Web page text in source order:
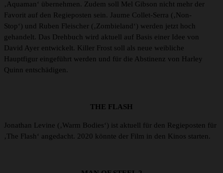
‚Aquaman‘ übernehmen. Zudem soll Mel Gibson nicht mehr der
Favorit auf den Regieposten sein. Jaume Collet-Serra (‚Non-
Stop‘) und Ruben Fleischer (‚Zombieland‘) werden jetzt hoch
gehandelt. Das Drehbuch wird aktuell auf Basis einer Idee von
David Ayer entwickelt. Killer Frost soll als neue weibliche
Hauptfigur eingeführt werden und für die Abstinenz von Harley
Quinn entschädigen.
THE FLASH
Jonathan Levine (‚Warm Bodies‘) ist aktuell für den Regieposten für
‚The Flash‘ angedacht. 2020 könnte der Film in den Kinos starten.